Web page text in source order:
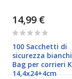
14,99 €
Rating:
100 Sacchetti di
sicurezza
Bag per corrieri
14,4x24+4cm